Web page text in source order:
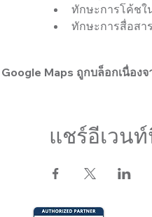
ทักษะการโค้ชใ
ทักษะการสื่อสา
Google Maps ถูกบล็อกเนื่อง
แชร์อีเวน